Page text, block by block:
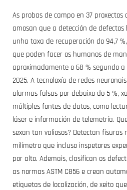
As probas de campo en 37 proxectos
amosan que a detección de defectos
unha taxa de recuperación do 94,7
que poden facer os humanos de
aproximadamente o 68 % segundo a
2025. A tecnoloxía de redes
alarmas falsas por debaixo do 5 %,
múltiples fontes de datos, como
láser e información de telemetría.
sexan tan valiosos? Detectan fisuras
milímetro que incluso inspetores
por alto. Ademais, clasifican os
as normas ASTM C856 e crean
etiquetas de localización, de xeito